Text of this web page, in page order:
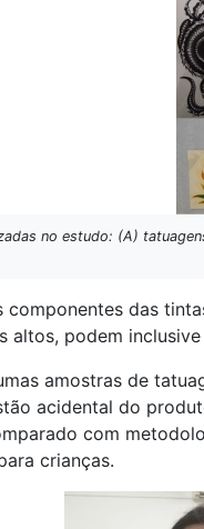
no estudo: (A)
das
altos, podem
amostras de
acidental do
com
crianças.